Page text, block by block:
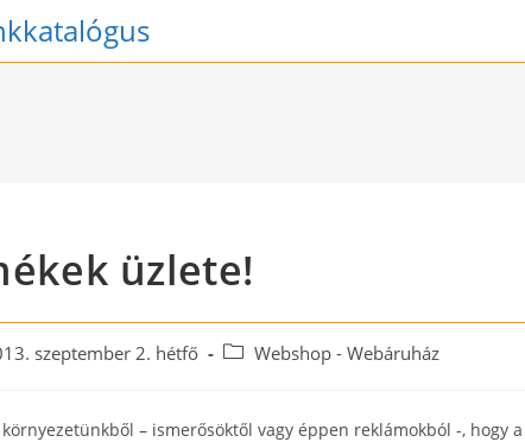
üzlete!
szeptember 2. hétfő
PostWebshop - Webáruház
– ismerősöktől vagy éppen reklámokból -, hogy